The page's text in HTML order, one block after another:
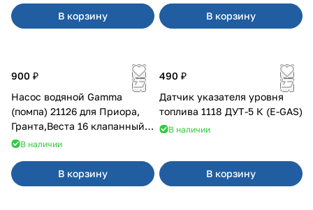
В корзину В корзину
900 ₽
Насос водяной Gamma
(помпа) 21126 для Приора,
Гранта,Веста 16 клапанный
двигатель.
В наличии
В корзину
490 ₽
Датчик указателя уровня
топлива 1118 ДУТ-5 К (E-GAS)
В наличии
В корзину